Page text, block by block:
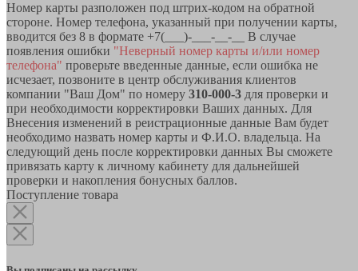
Номер карты разположен под штрих-кодом на обратной
стороне. Номер телефона, указанный при получении карты,
вводится без 8 в формате +7(___)-___-__-__ В случае
появления ошибки "Неверный номер карты и/или номер
телефона" проверьте введенные данные, если ошибка не
исчезает, позвоните в центр обслуживания клиентов
компании "Ваш Дом" по номеру 310-000-3 для проверки и
при необходимости корректировки Ваших данных. Для
Внесения изменений в реистрационные данные Вам будет
необходимо назвать номер карты и Ф.И.О. владельца. На
следующий день после корректировки данных Вы сможете
привязать карту к личному кабинету для дальнейшей
проверки и накопления бонусных баллов.
Поступление товара